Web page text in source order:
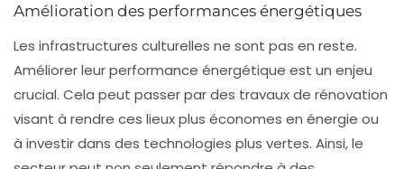
Amélioration des performances énergétiques
Les infrastructures culturelles ne sont pas en reste.
Améliorer leur performance énergétique est un enjeu
crucial. Cela peut passer par des travaux de rénovation
visant à rendre ces lieux plus économes en énergie ou
à investir dans des technologies plus vertes. Ainsi, le